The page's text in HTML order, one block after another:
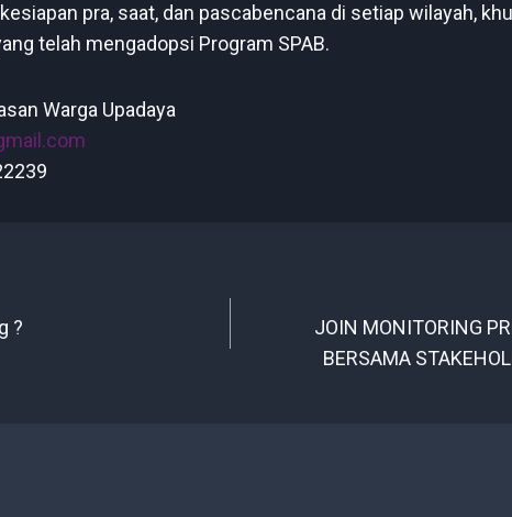
pra, saat, dan pascabencana di setiap wilayah,
telah mengadopsi Program SPAB.
Warga Upadaya
?
JOIN MONITORING
BERSAMA